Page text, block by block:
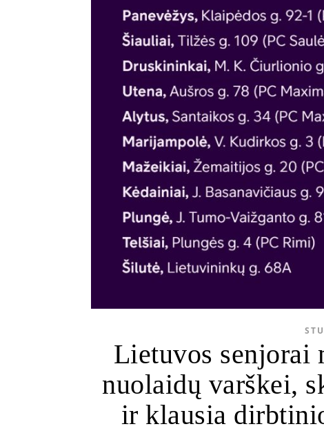
Lietuvos senjorai
nuolaidų varškei,
ir klausia